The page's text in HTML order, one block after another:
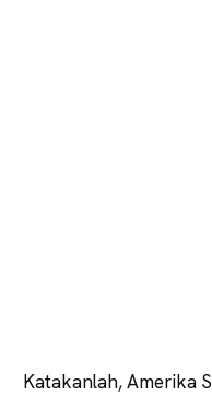
Katakanlah, Amerika